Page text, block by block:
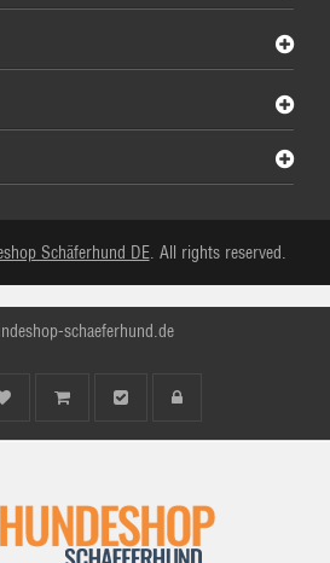
Schäferhund DE. All rights reserved.
schaeferhund.de